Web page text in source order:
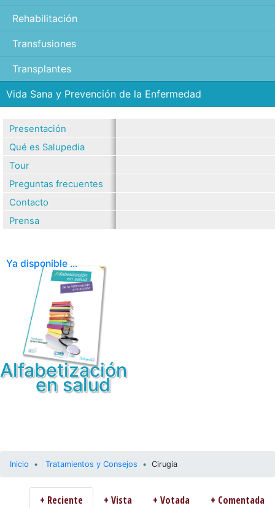
Rehabilitación
Transfusiones
Transplantes
Vida Sana y Prevención de la Enfermedad
Presentación
Qué es Salupedia
Tour
Preguntas frecuentes
Contacto
Prensa
Ya disponible ...
Alfabetización
en salud
Inicio Tratamientos y Consejos Cirugía
+ Reciente + Vista + Votada + Comentada